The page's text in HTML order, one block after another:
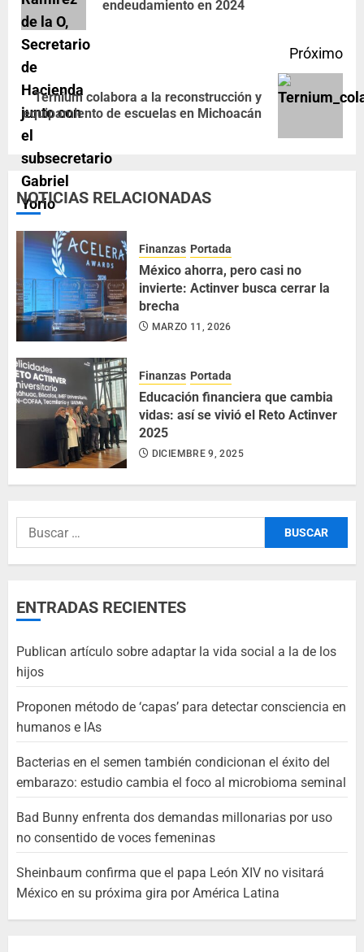
endeudamiento en 2024
Próximo
Ternium colabora a la reconstrucción y
equipamiento de escuelas en Michoacán
NOTICIAS RELACIONADAS
Finanzas Portada
México ahorra, pero casi no
invierte: Actinver busca cerrar la
brecha
MARZO 11, 2026
Finanzas Portada
Educación financiera que cambia
vidas: así se vivió el Reto Actinver
2025
DICIEMBRE 9, 2025
ENTRADAS RECIENTES
Publican artículo sobre adaptar la vida social a la de los
hijos
Proponen método de ‘capas’ para detectar consciencia en
humanos e IAs
Bacterias en el semen también condicionan el éxito del
embarazo: estudio cambia el foco al microbioma seminal
Bad Bunny enfrenta dos demandas millonarias por uso
no consentido de voces femeninas
Sheinbaum confirma que el papa León XIV no visitará
México en su próxima gira por América Latina